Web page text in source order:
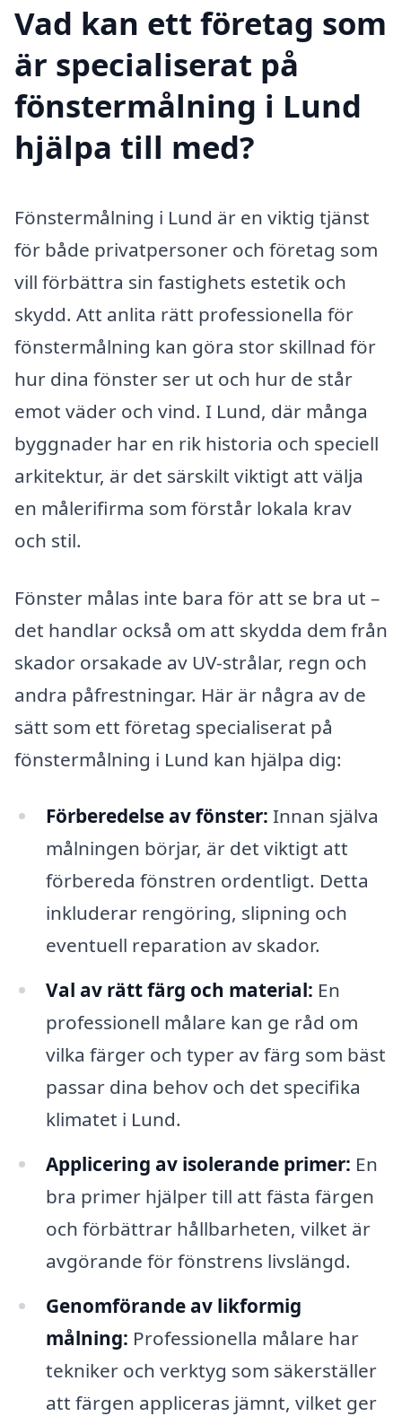
Vad kan ett företag som
är specialiserat på
fönstermålning i Lund
hjälpa till med?
Fönstermålning i Lund är en viktig tjänst
för både privatpersoner och företag som
vill förbättra sin fastighets estetik och
skydd. Att anlita rätt professionella för
fönstermålning kan göra stor skillnad för
hur dina fönster ser ut och hur de står
emot väder och vind. I Lund, där många
byggnader har en rik historia och speciell
arkitektur, är det särskilt viktigt att välja
en målerifirma som förstår lokala krav
och stil.
Fönster målas inte bara för att se bra ut –
det handlar också om att skydda dem från
skador orsakade av UV-strålar, regn och
andra påfrestningar. Här är några av de
sätt som ett företag specialiserat på
fönstermålning i Lund kan hjälpa dig:
Förberedelse av fönster: Innan själva
målningen börjar, är det viktigt att
förbereda fönstren ordentligt. Detta
inkluderar rengöring, slipning och
eventuell reparation av skador.
Val av rätt färg och material: En
professionell målare kan ge råd om
vilka färger och typer av färg som bäst
passar dina behov och det specifika
klimatet i Lund.
Applicering av isolerande primer: En
bra primer hjälper till att fästa färgen
och förbättrar hållbarheten, vilket är
avgörande för fönstrens livslängd.
Genomförande av likformig
målning: Professionella målare har
tekniker och verktyg som säkerställer
att färgen appliceras jämnt, vilket ger